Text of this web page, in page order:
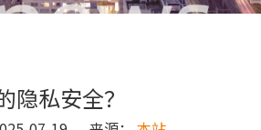
私安全？